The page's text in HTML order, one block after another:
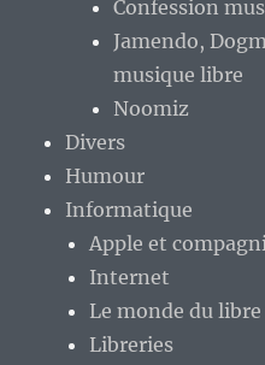
Confession
Jamendo,
musique libre
Noomiz
Divers
Humour
Informatique
Apple et
Internet
Le monde du
Libreries